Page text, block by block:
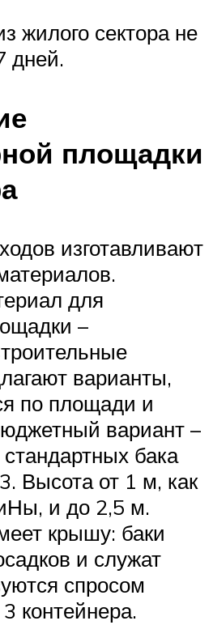
жилого сектора не
дней.
площадки
изготавливают
для
–
варианты,
по площади и
вариант –
бака
Высота от 1 м, как
и до 2,5 м.
крышу: баки
и служат
спросом
контейнера.